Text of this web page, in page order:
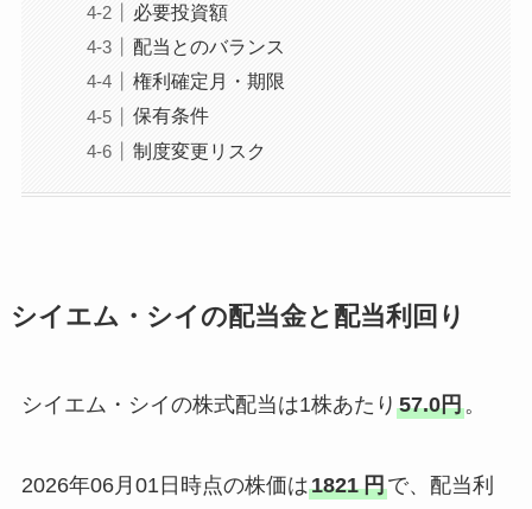
必要投資額
配当とのバランス
権利確定月・期限
保有条件
制度変更リスク
シイエム・シイの配当金と配当利回り
シイエム・シイの株式配当は1株あたり 57.0円。
2026年06月01日時点の株価は1821 円で、配当利